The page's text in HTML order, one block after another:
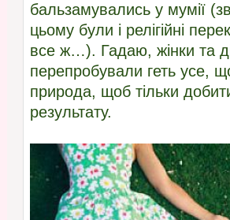
бальзамувались у мумії
цьому були і релігійні
все ж…). Гадаю, жінки та
перепробували геть усе,
природа, щоб тільки
результату.